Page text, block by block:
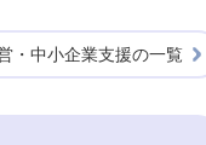
・中小企業支援の一覧